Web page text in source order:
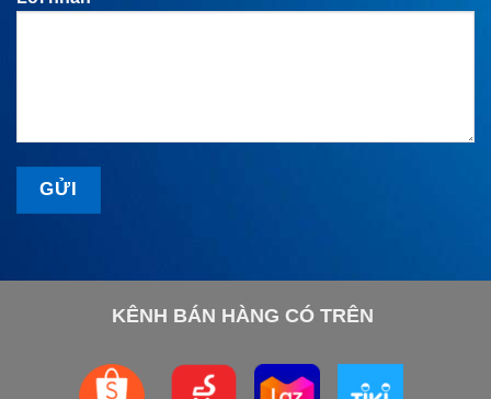
KÊNH BÁN HÀNG CÓ TRÊN